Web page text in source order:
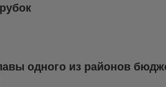
одного из районов